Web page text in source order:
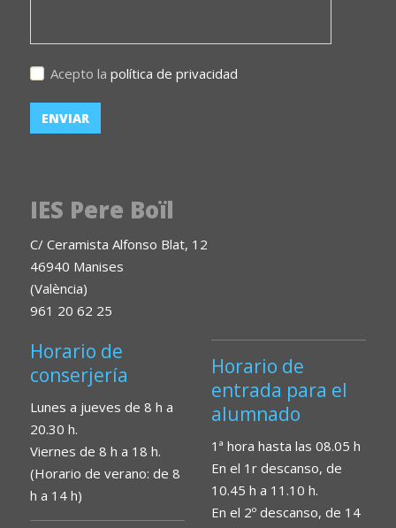
Acepto la política de privacidad
IES Pere Boïl
C/ Ceramista Alfonso Blat, 12
46940 Manises
(València)
961 20 62 25
Horario de
conserjería
Lunes a jueves de 8 h a
20.30 h.
Viernes de 8 h a 18 h.
(Horario de verano: de 8
h a 14 h)
Horario de
entrada para el
alumnado
1ª hora hasta las 08.05 h
En el 1r descanso, de
10.45 h a 11.10 h.
En el 2º descanso, de 14